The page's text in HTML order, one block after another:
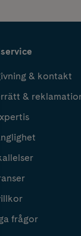
& kontakt
&
frågor